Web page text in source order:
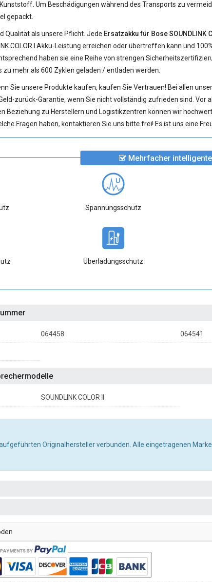
Um Beschädigungen während des Transports zu
gepackt.
Qualität als unsere Pflicht. Jede Ersatzakku für Bose SOUNDLINK
COLOR I Akku-Leistung erreichen oder übertreffen kann und
haben sie eine Reihe von strengen
zu mehr als 600 Zyklen geladen / entladen werden.
Sie unsere Produkte kaufen, kaufen Sie Vertrauen! Bei allen
zurück-Garantie, wenn Sie nicht vollständig zufrieden sind.
Beziehung zu Herstellern und Logistikzentren können wir
Fragen haben, kontaktieren Sie uns bitte frei! Es ist uns eine
Mehrfacher
Spannungsschutz
Überladungsschutz
064458 064541
SOUNDLINK COLOR II
Originalhersteller verbunden. Alle eingetragenen